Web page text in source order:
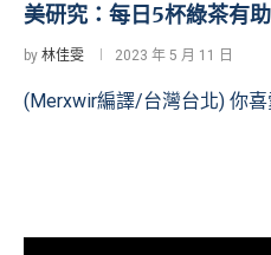
美研究：每日5杯綠茶有
by 林佳雯 2023 年 5 月 11 日
(Merxwir編譯/台灣台北) 你